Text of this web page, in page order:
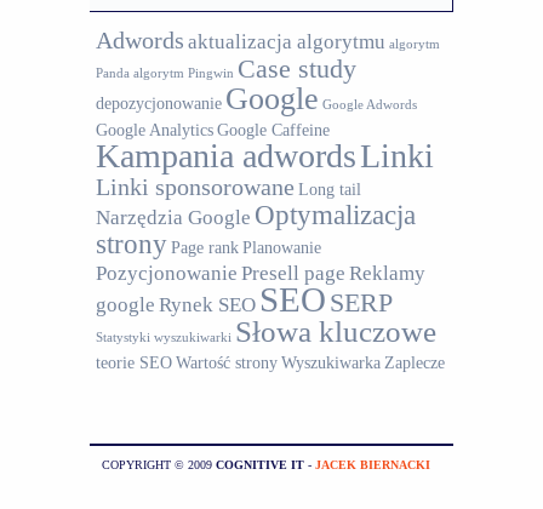
Adwords aktualizacja algorytmu algorytm
Panda algorytm Pingwin Case study
depozycjonowanie Google Google Adwords
Google AnalyticsGoogle Caffeine
Kampania adwordsLinki
Linki sponsorowane Long tail
Narzędzia Google Optymalizacja
stronyPage rankPlanowanie
Pozycjonowanie Presell page Reklamy
google Rynek SEO SEO SERP
Statystyki wyszukiwarki Słowa kluczowe
teorie SEOWartość stronyWyszukiwarka Zaplecze
COPYRIGHT © 2009 COGNITIVE IT - JACEK BIERNACKI